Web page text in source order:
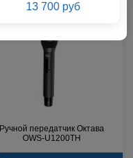
13 700 руб
Ручной передатчик Октава
OWS-U1200TH